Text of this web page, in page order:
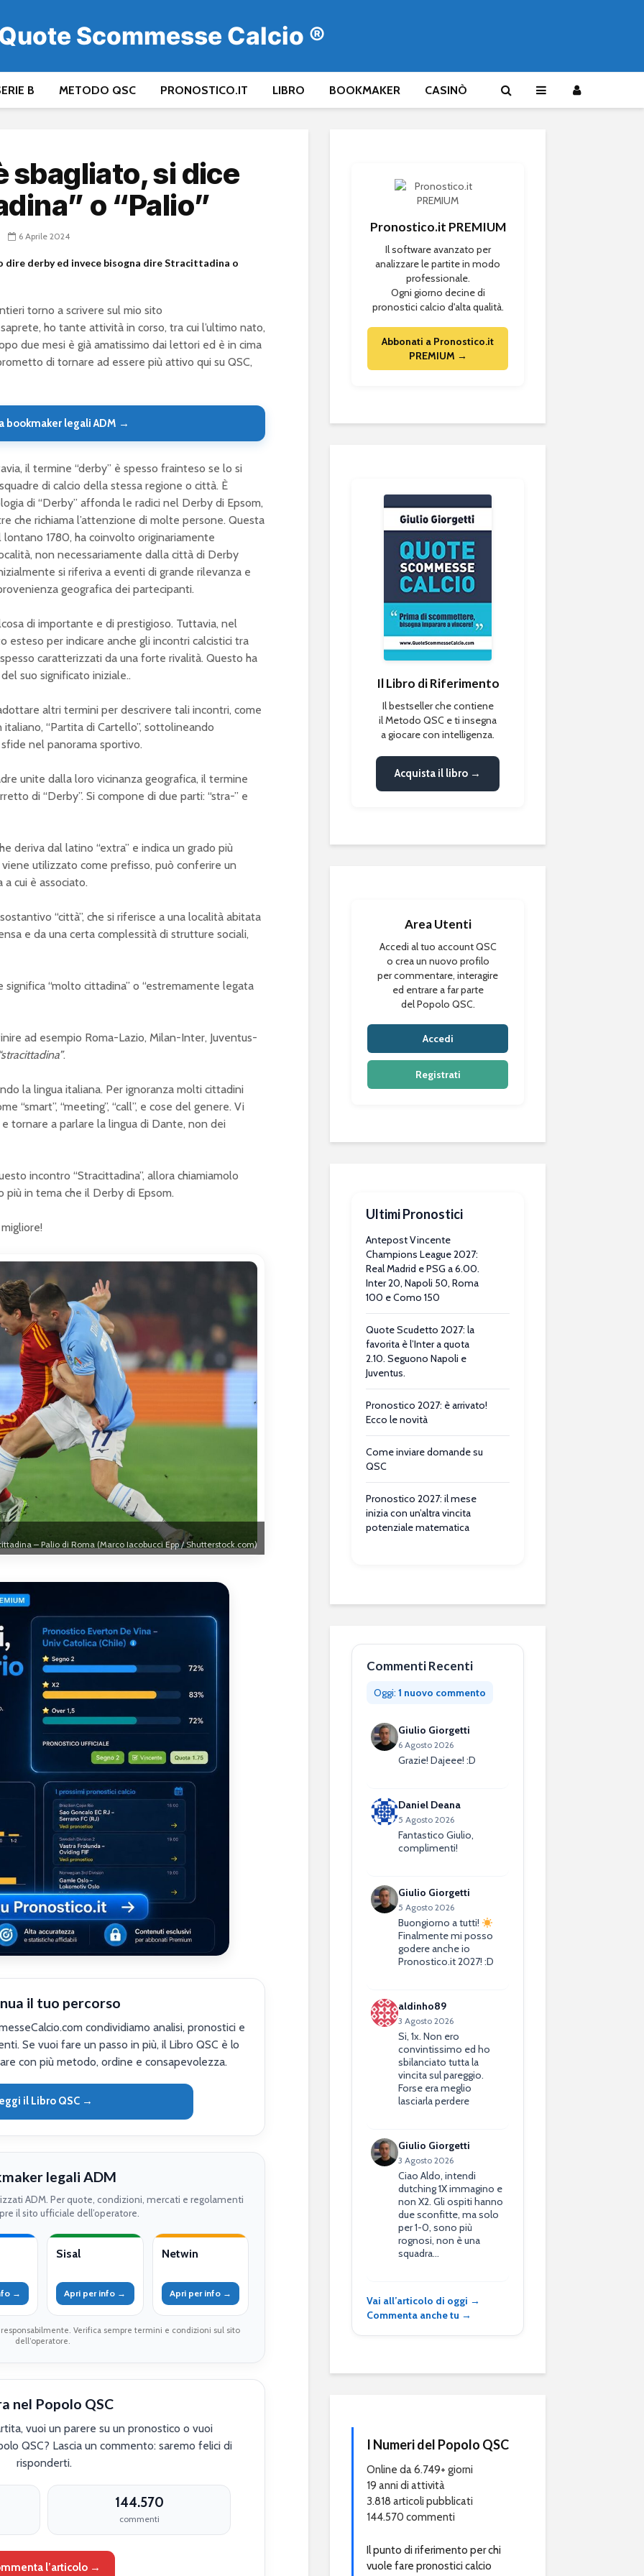
Scommesse Calcio ®
B METODO QSC PRONOSTICO.IT LIBRO BOOKMAKER CASINÒ
sbagliato, si dice
o “Palio”
6 Aprile 2024
dire derby ed invece bisogna dire Stracittadina o
torno a scrivere sul mio sito
ho tante attività in corso, tra cui l’ultimo nato,
due mesi è già amatissimo dai lettori ed è in cima
di tornare ad essere più attivo qui su QSC,
bookmaker legali ADM →
il termine “derby” è spesso frainteso se lo si
di calcio della stessa regione o città. È
di “Derby” affonda le radici nel Derby di Epsom,
che richiama l’attenzione di molte persone. Questa
1780, ha coinvolto originariamente
non necessariamente dalla città di Derby
si riferiva a eventi di grande rilevanza e
geografica dei partecipanti.
di importante e di prestigioso. Tuttavia, nel
esteso per indicare anche gli incontri calcistici tra
caratterizzati da una forte rivalità. Questo ha
suo significato iniziale..
altri termini per descrivere tali incontri, come
italiano, “Partita di Cartello”, sottolineando
nel panorama sportivo.
unite dalla loro vicinanza geografica, il termine
di “Derby”. Si compone di due parti: “stra-” e
deriva dal latino “extra” e indica un grado più
utilizzato come prefisso, può conferire un
cui è associato.
“città”, che si riferisce a una località abitata
e da una certa complessità di strutture sociali,
“molto cittadina” o “estremamente legata
ad esempio Roma-Lazio, Milan-Inter, Juventus-
.
la lingua italiana. Per ignoranza molti cittadini
“smart”, “meeting”, “call”, e cose del genere. Vi
tornare a parlare la lingua di Dante, non dei
incontro “Stracittadina”, allora chiamiamolo
più in tema che il Derby di Epsom.
– Palio di Roma (Marco Iacobucci Epp / Shutterstock.com)
il tuo percorso
condividiamo analisi, pronostici e
Se vuoi fare un passo in più, il Libro QSC è lo
con più metodo, ordine e consapevolezza.
il Libro QSC →
legali ADM
ADM. Per quote, condizioni, mercati e regolamenti
il sito ufficiale dell’operatore.
→
Sisal
Apri per info →
Netwin
Apri per info →
Verifica sempre termini e condizioni sul sito
dell’operatore.
nel Popolo QSC
vuoi un parere su un pronostico o vuoi
QSC? Lascia un commento: saremo felici di
risponderti.
144.570
commenti
l’articolo →
Pronostico.it PREMIUM
Il software avanzato per
analizzare le partite in modo
professionale.
Ogni giorno decine di
pronostici calcio d'alta qualità.
Abbonati a Pronostico.it
PREMIUM →
Il Libro di Riferimento
Il bestseller che contiene
il Metodo QSC e ti insegna
a giocare con intelligenza.
Acquista il libro →
Area Utenti
Accedi al tuo account QSC
o crea un nuovo profilo
per commentare, interagire
ed entrare a far parte
del Popolo QSC.
Accedi
Registrati
Ultimi Pronostici
Antepost Vincente
Champions League 2027:
Real Madrid e PSG a 6.00.
Inter 20, Napoli 50, Roma
100 e Como 150
Quote Scudetto 2027: la
favorita è l’Inter a quota
2.10. Seguono Napoli e
Juventus.
Pronostico 2027: è arrivato!
Ecco le novità
Come inviare domande su
QSC
Pronostico 2027: il mese
inizia con un’altra vincita
potenziale matematica
Commenti Recenti
Oggi: 1 nuovo commento
Giulio Giorgetti
6 Agosto 2026
Grazie! Dajeee! :D
Daniel Deana
5 Agosto 2026
Fantastico Giulio,
complimenti!
Giulio Giorgetti
5 Agosto 2026
Buongiorno a tutti!
Finalmente mi posso
godere anche io
Pronostico.it 2027! :D
aldinho89
3 Agosto 2026
Si, 1x. Non ero
convintissimo ed ho
sbilanciato tutta la
vincita sul pareggio.
Forse era meglio
lasciarla perdere
Giulio Giorgetti
3 Agosto 2026
Ciao Aldo, intendi
dutching 1X immagino e
non X2. Gli ospiti hanno
due sconfitte, ma solo
per 1-0, sono più
rognosi, non è una
squadra…
Vai all’articolo di oggi →
Commenta anche tu →
I Numeri del Popolo QSC
Online da 6.749+ giorni
19 anni di attività
3.818 articoli pubblicati
144.570 commenti
Il punto di riferimento per chi
vuole fare pronostici calcio